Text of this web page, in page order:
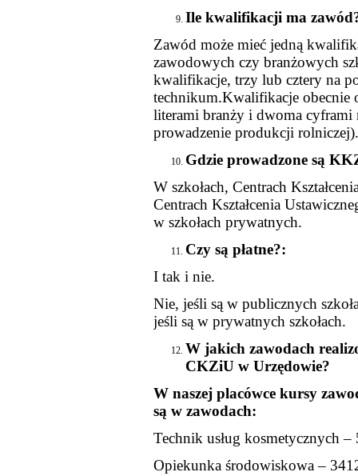
Ile kwalifikacji ma
Zawód może mieć jedną
zawodowych czy branżowych
kwalifikacje, trzy lub cztery na
technikum.Kwalifikacje obecnie
literami branży i dwoma
prowadzenie produkcji rolniczej).
Gdzie prowadzone są
W szkołach, Centrach
Centrach Kształcenia
w szkołach prywatnych.
Czy są płatne?:
I tak i nie.
Nie, jeśli są w publicznych
jeśli są w prywatnych szkołach.
W jakich zawodach
CKZiU w Urzędowie?
W naszej placówce kursy
są w zawodach:
Technik usług kosmetycznych –
Opiekunka środowiskowa –